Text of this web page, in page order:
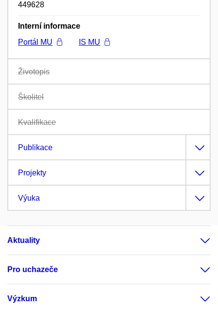
449628
Interní informace
Portál MU
IS MU
Životopis
Školitel
Kvalifikace
Publikace
Projekty
Výuka
Aktuality
Pro uchazeče
Výzkum